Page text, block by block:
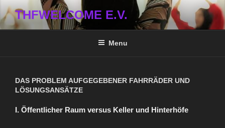
Skip
to
content
THFWELCOME E.V.
Menu
DAS PROBLEM AUFGEGEBENER FAHRRÄDER UND
LÖSUNGSANSÄTZE
I. Öffentlicher Raum versus Keller und Hinterhöfe